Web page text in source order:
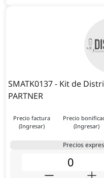
SMATK0137 - Kit de
PARTNER
Precio factura
(Ingresar)
Precio
(Ingresar)
Precios